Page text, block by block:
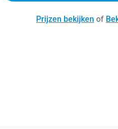
Prijzen bekijken of